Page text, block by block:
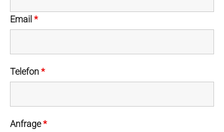
Email *
Telefon*
Anfrage*